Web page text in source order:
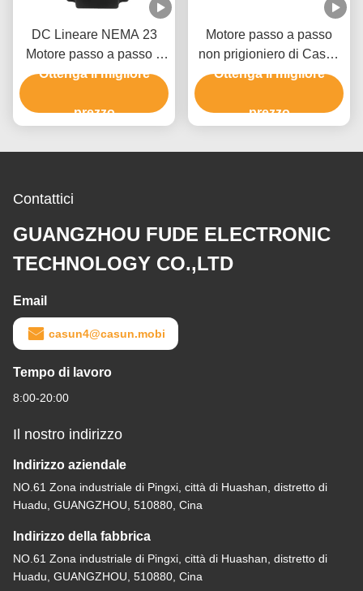
DC Lineare NEMA 23
Motore passo a passo a
fuso 100 mm Corpo 4.5A
Ottenga il migliore
prezzo
Motore passo a passo
non prigioniero di Casun
SMT Nema11 per la
Ottenga il migliore
prezzo
Contattici
GUANGZHOU FUDE ELECTRONIC
TECHNOLOGY CO.,LTD
Email
casun4@casun.mobi
Tempo di lavoro
8:00-20:00
Il nostro indirizzo
Indirizzo aziendale
NO.61 Zona industriale di Pingxi, città di Huashan, distretto di
Huadu, GUANGZHOU, 510880, Cina
Indirizzo della fabbrica
NO.61 Zona industriale di Pingxi, città di Huashan, distretto di
Huadu, GUANGZHOU, 510880, Cina